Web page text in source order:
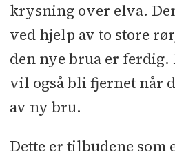
krysning over elva.
ved hjelp av to store
den nye brua er ferdig.
vil også bli fjernet når
av ny bru.
Dette er tilbudene som